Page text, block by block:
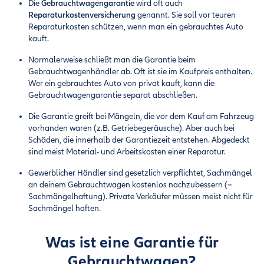
DieGebrauchtwagengarantiewird oft auch
Reparaturkostenversicherunggenannt. Sie soll vor teuren
Reparaturkosten schützen, wenn man ein gebrauchtes Auto
kauft.
Normalerweise schließt man die Garantie beim
Gebrauchtwagenhändler ab. Oft ist sie im Kaufpreis enthalten.
Wer ein gebrauchtes Auto von privat kauft, kann die
Gebrauchtwagengarantie separat abschließen.
Die Garantie greift bei Mängeln, die vor dem Kauf am Fahrzeug
vorhanden waren (z.B. Getriebegeräusche). Aber auch bei
Schäden, die innerhalb der Garantiezeit entstehen. Abgedeckt
sind meist Material- und Arbeitskosten einer Reparatur.
Gewerblicher Händler sind gesetzlich verpflichtet, Sachmängel
an deinem Gebrauchtwagen kostenlos nachzubessern (=
Sachmängelhaftung). Private Verkäufer müssen meist nicht für
Sachmängel haften.
Was ist eine Garantie für